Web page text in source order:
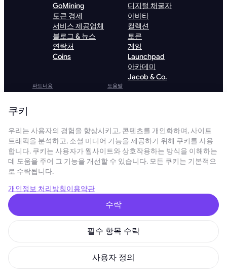
GoMining
토큰 경제
서비스 제공업체
블로그 & 뉴스
연락처
Coins
디지털 채굴자
아바타
컬렉션
토큰
게임
Launchpad
아카데미
Jacob & Co.
파트너용
투자자를 위한 정
VIP 프로그램
Mining
hardware
Algorithms
호스팅
Institutional
도움말
고객 지원
GoMining 앱 다운로드
GoMining Lite 다운로드
쿠키
우리는 사용자의 경험을 향상시키고, 콘텐츠를 개인화하며, 사이트
트래픽을 분석하고, 소셜 미디어 기능을 제공하기 위해 쿠키를 사용
합니다. 쿠키는 사용자가 웹사이트와 상호작용하는 방식을 이해하는
데 도움을 주어 그 기능을 개선할 수 있습니다. 모든 쿠키는 기본적으
로 수락됩니다.
개인정보 처리방침이용약관
수락
필수 항목 수락
사용자 정의